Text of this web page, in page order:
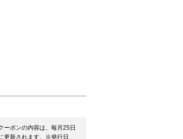
ーポンの内容は、毎月25日
更新されます。※発行日